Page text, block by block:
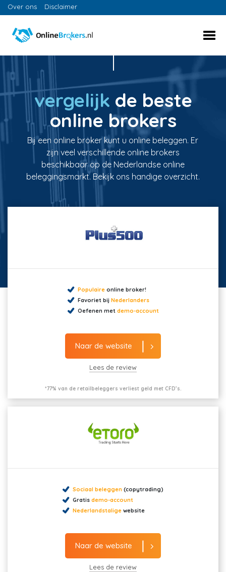
Over ons Disclaimer
vergelijk de beste
online brokers
Bij een online broker kunt u online beleggen. Er
zijn veel verschillende online brokers
beschikbaar op de Nederlandse online
beleggingsmarkt. Bekijk ons handige overzicht.
Populaireonline broker!
Favoriet bij Nederlanders
Oefenen met demo-account
Naar de website
Lees de review
*77% van de retailbeleggers verliest geld met CFD’s.
Sociaal beleggen (copytrading)
Gratis demo-account
Nederlandstalige website
Naar de website
Lees de review